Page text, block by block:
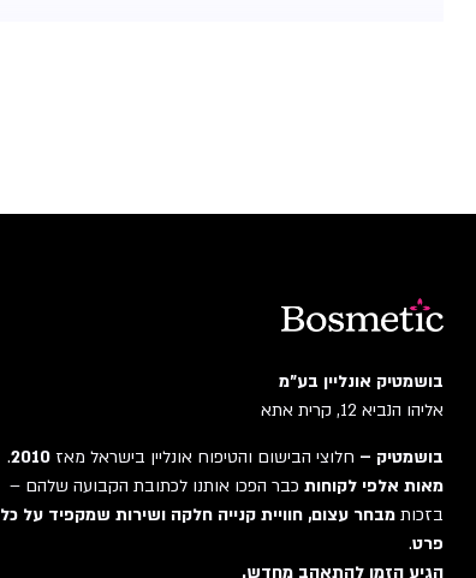
בושמטיק אונליין בע"מ
אליהו הנביא 12, קרית אתא
בושמטיק – חלוצי הבישום והטיפוח אונליין בישראל מאז 2010
.
מאות אלפי לקוחות כבר הפכו אותנו לכתובת הקבועה שלהם –
בזכות מבחר עצום, חוויית קנייה חלקה ושירות שמקפיד על כל
פרט.
הגיע הזמן להתאהב מחדש.